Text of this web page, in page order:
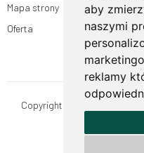
aby
naszymi
reklamy
Mapa strony
Oferta
Copyright ©
Zobacz